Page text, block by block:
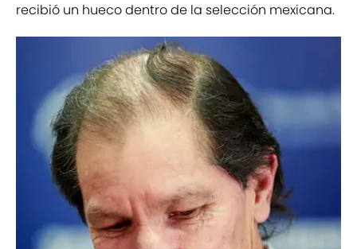
recibió un hueco dentro de la selección mexicana.